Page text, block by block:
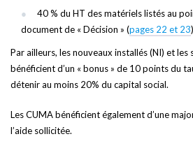
40 % du HT des matériels listés au
document de « Décision » (pages 22 et 23
Par ailleurs, les nouveaux installés (NI) et les
bénéficient d’un « bonus » de 10 points du
détenir au moins 20% du capital social.
Les CUMA bénéficient également d’une
l’aide sollicitée.